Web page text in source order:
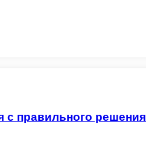
с правильного решения